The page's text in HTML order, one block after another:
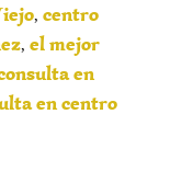
, centro
, el mejor
en
en centro